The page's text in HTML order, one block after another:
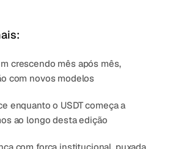
crescendo mês após mês,
com novos modelos
enquanto o USDT começa a
ao longo desta edição